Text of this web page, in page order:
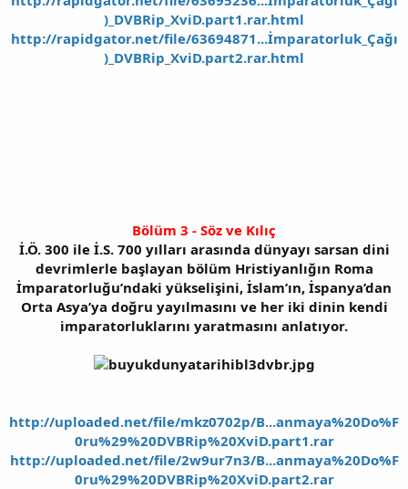
)_DVBRip_XviD.part1.rar.html
http://rapidgator.net/file/63694871...İmparatorluk_Çağı
)_DVBRip_XviD.part2.rar.html
Bölüm 3 - Söz ve Kılıç
İ.Ö. 300 ile İ.S. 700 yılları arasında dünyayı sarsan dini
devrimlerle başlayan bölüm Hristiyanlığın Roma
İmparatorluğu’ndaki yükselişini, İslam’ın, İspanya’dan
Orta Asya’ya doğru yayılmasını ve her iki dinin kendi
imparatorluklarını yaratmasını anlatıyor.
http://uploaded.net/file/mkz0702p/B...anmaya%20Do%F
0ru%29%20DVBRip%20XviD.part1.rar
http://uploaded.net/file/2w9ur7n3/B...anmaya%20Do%F
0ru%29%20DVBRip%20XviD.part2.rar